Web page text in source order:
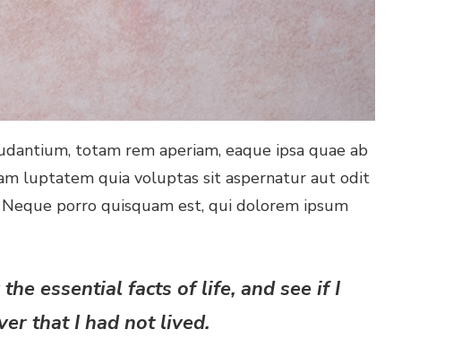
totam rem aperiam, eaque ipsa quae ab
luptatem quia voluptas sit aspernatur aut odit
porro quisquam est, qui dolorem ipsum
essential facts of life, and see if I
that I had not lived.